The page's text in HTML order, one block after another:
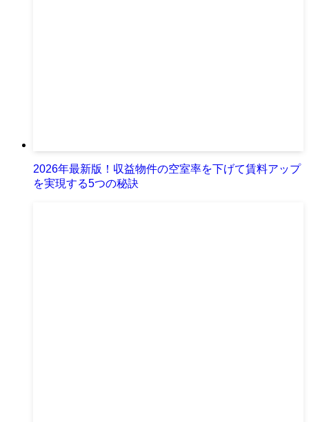
2026年最新版！収益物件の空室率を下げて賃料アップ
を実現する5つの秘訣